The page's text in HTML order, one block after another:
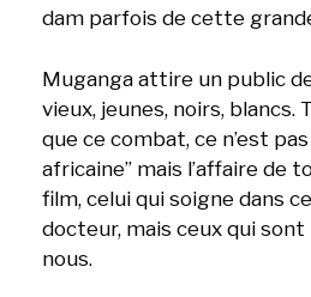
dam parfois de cette
Muganga attire un public
vieux, jeunes, noirs, blancs.
que ce combat, ce n’est
africaine” mais l’affaire de
film, celui qui soigne dans
docteur, mais ceux qui sont
nous.